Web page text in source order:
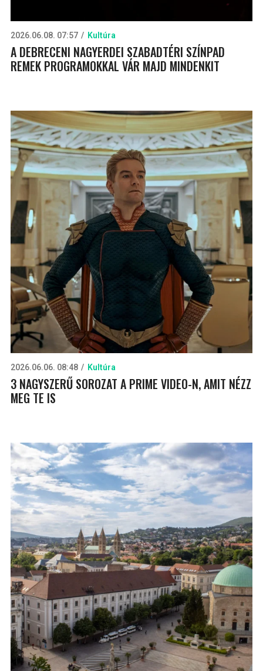
2026.06.08. 07:57 Kultúra
A DEBRECENI NAGYERDEI SZABADTÉRI SZÍNPAD
REMEK PROGRAMOKKAL VÁR MAJD MINDENKIT
2026.06.06. 08:48 Kultúra
3 NAGYSZERŰ SOROZAT A PRIME VIDEO-N, AMIT NÉZZ
MEG TE IS